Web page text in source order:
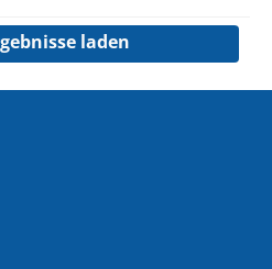
laden